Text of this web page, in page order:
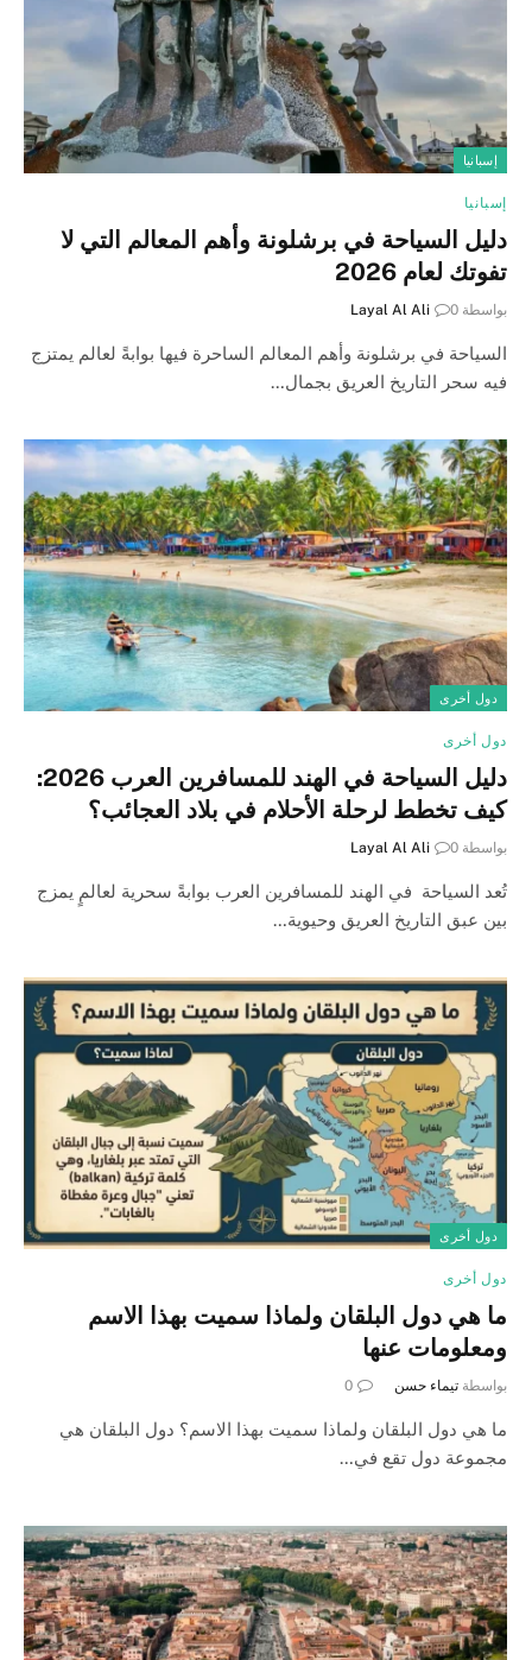
إسبانيا
إسبانيا
دليل السياحة في برشلونة وأهم المعالم التي لا
تفوتك لعام 2026
بواسطة Layal Al Ali 0
السياحة في برشلونة وأهم المعالم الساحرة فيها بوابةً لعالم يمتزج
فيه سحر التاريخ العريق بجمال…
دول أخرى
دول أخرى
دليل السياحة في الهند للمسافرين العرب 2026:
كيف تخطط لرحلة الأحلام في بلاد العجائب؟
بواسطة Layal Al Ali 0
تُعد السياحة في الهند للمسافرين العرب بوابةً سحرية لعالمٍ يمزج
بين عبق التاريخ العريق وحيوية…
دول أخرى
دول أخرى
ما هي دول البلقان ولماذا سميت بهذا الاسم
ومعلومات عنها
بواسطة تيماء حسن 0
ما هي دول البلقان ولماذا سميت بهذا الاسم؟ دول البلقان هي
مجموعة دول تقع في…